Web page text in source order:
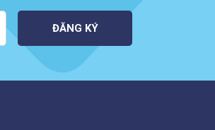
ĐĂNG KÝ